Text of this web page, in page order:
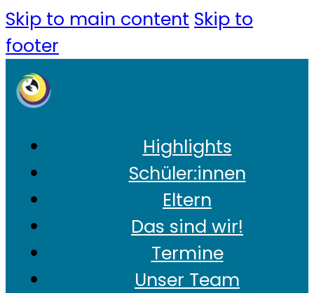
Skip to main content Skip to
footer
Highlights
Schüler:innen
Eltern
Das sind wir!
Termine
Unser Team